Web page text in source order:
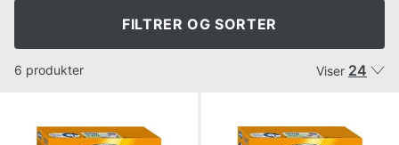
FILTRER OG SORTER
6 produkter Viser 24